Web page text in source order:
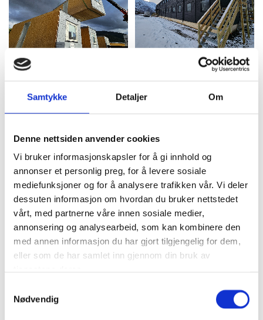
Samtykke Detaljer Om
Denne nettsiden anvender cookies
Vi bruker informasjonskapsler for å gi innhold og
annonser et personlig preg, for å levere sosiale
mediefunksjoner og for å analysere trafikken vår. Vi deler
dessuten informasjon om hvordan du bruker nettstedet
vårt, med partnerne våre innen sosiale medier,
annonsering og analysearbeid, som kan kombinere den
med annen informasjon du har gjort tilgjengelig for dem,
eller som de har samlet inn gjennom din bruk av
Nødvendig